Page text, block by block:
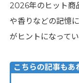
2026年のヒット商
や香りなどの記憶
がヒントになってい
こちらの記事もあ